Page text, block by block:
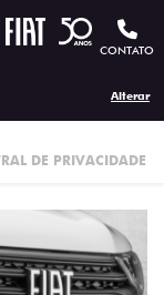
CONTATO
Alterar
DE PRIVACIDADE